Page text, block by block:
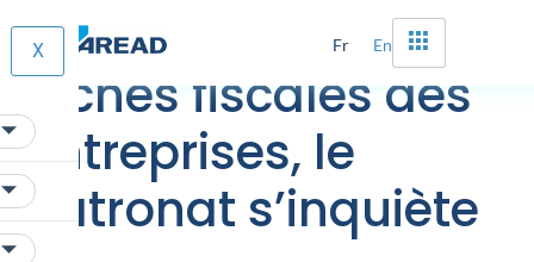
Fr En
X
L’Etat s’attaque aux
niches fiscales des
entreprises, le
patronat s’inquiète